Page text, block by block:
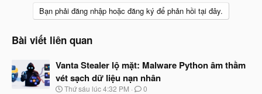
Bạn phải đăng nhập hoặc đăng ký để phản hồi tại đây.
Bài viết liên quan
Vanta Stealer lộ mặt: Malware Python âm thầm
vét sạch dữ liệu nạn nhân
N
Thứ sáu lúc 4:32 PM 0